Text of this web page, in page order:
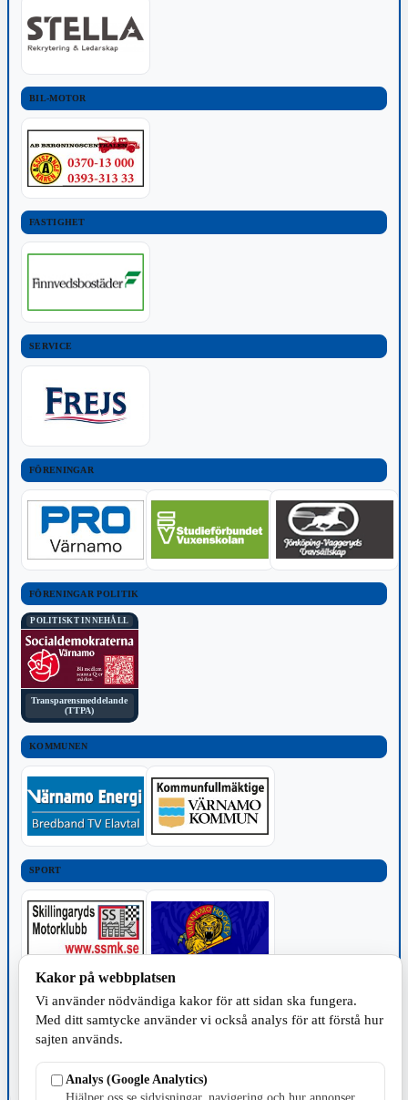
BIL-MOTOR
FASTIGHET
SERVICE
FÖRENINGAR
FÖRENINGAR POLITIK
POLITISKT INNEHÅLL
Transparensmeddelande
(TTPA)
KOMMUNEN
SPORT
TILLVERKNING
Kakor på webbplatsen
Vi använder nödvändiga kakor för att sidan ska fungera.
Med ditt samtycke använder vi också analys för att förstå hur
sajten används.
Analys (Google Analytics)